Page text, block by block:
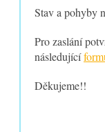
Stav a pohyby
Pro zaslání
následující
Děkujeme!!